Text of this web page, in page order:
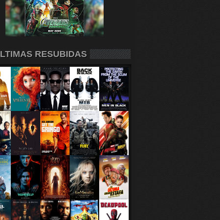
RESUBIDAS